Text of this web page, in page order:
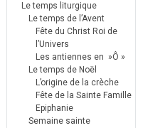
Le temps liturgique
Le temps de l’Avent
Fête du Christ Roi de
l’Univers
Les antiennes en »Ô »
Le temps de Noël
L’origine de la crèche
Fête de la Sainte Famille
Epiphanie
Semaine sainte